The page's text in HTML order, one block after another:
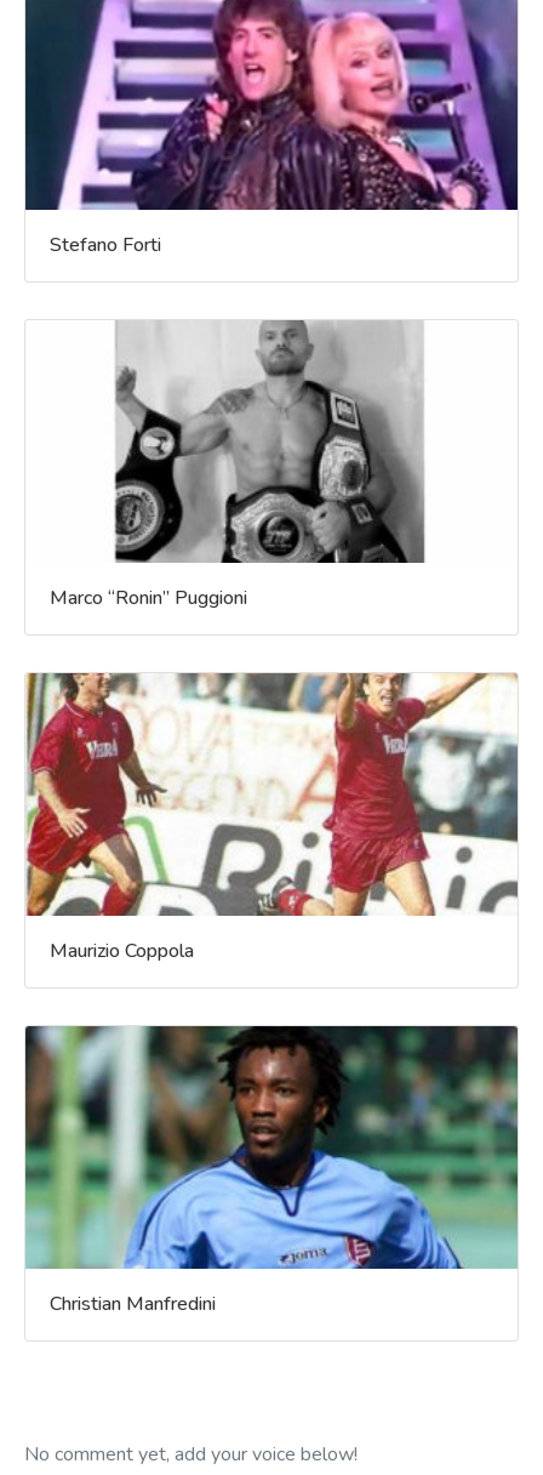
Stefano Forti
Marco “Ronin” Puggioni
Maurizio Coppola
Christian Manfredini
No comment yet, add your voice below!